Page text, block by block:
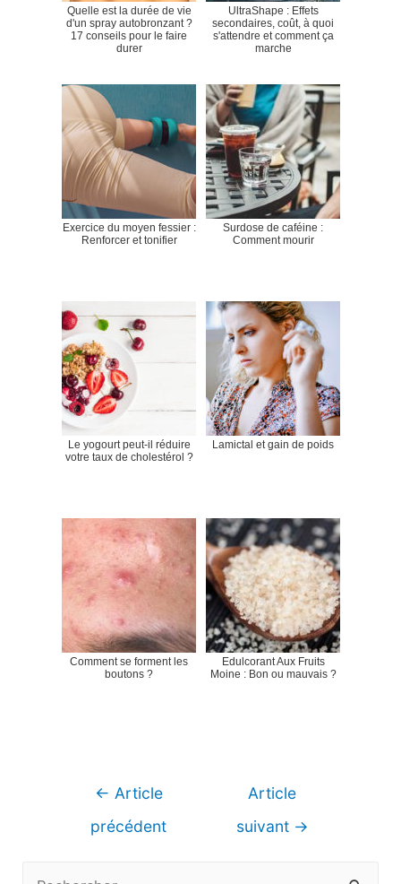
Quelle est la durée de vie
d'un spray autobronzant ?
17 conseils pour le faire
durer
UltraShape : Effets
secondaires, coût, à quoi
s'attendre et comment ça
marche
Exercice du moyen fessier :
Renforcer et tonifier
Surdose de caféine :
Comment mourir
Le yogourt peut-il réduire
votre taux de cholestérol ?
Lamictal et gain de poids
Comment se forment les
boutons ?
Edulcorant Aux Fruits
Moine : Bon ou mauvais ?
Navigation
← Article
précédent
Article
suivant →